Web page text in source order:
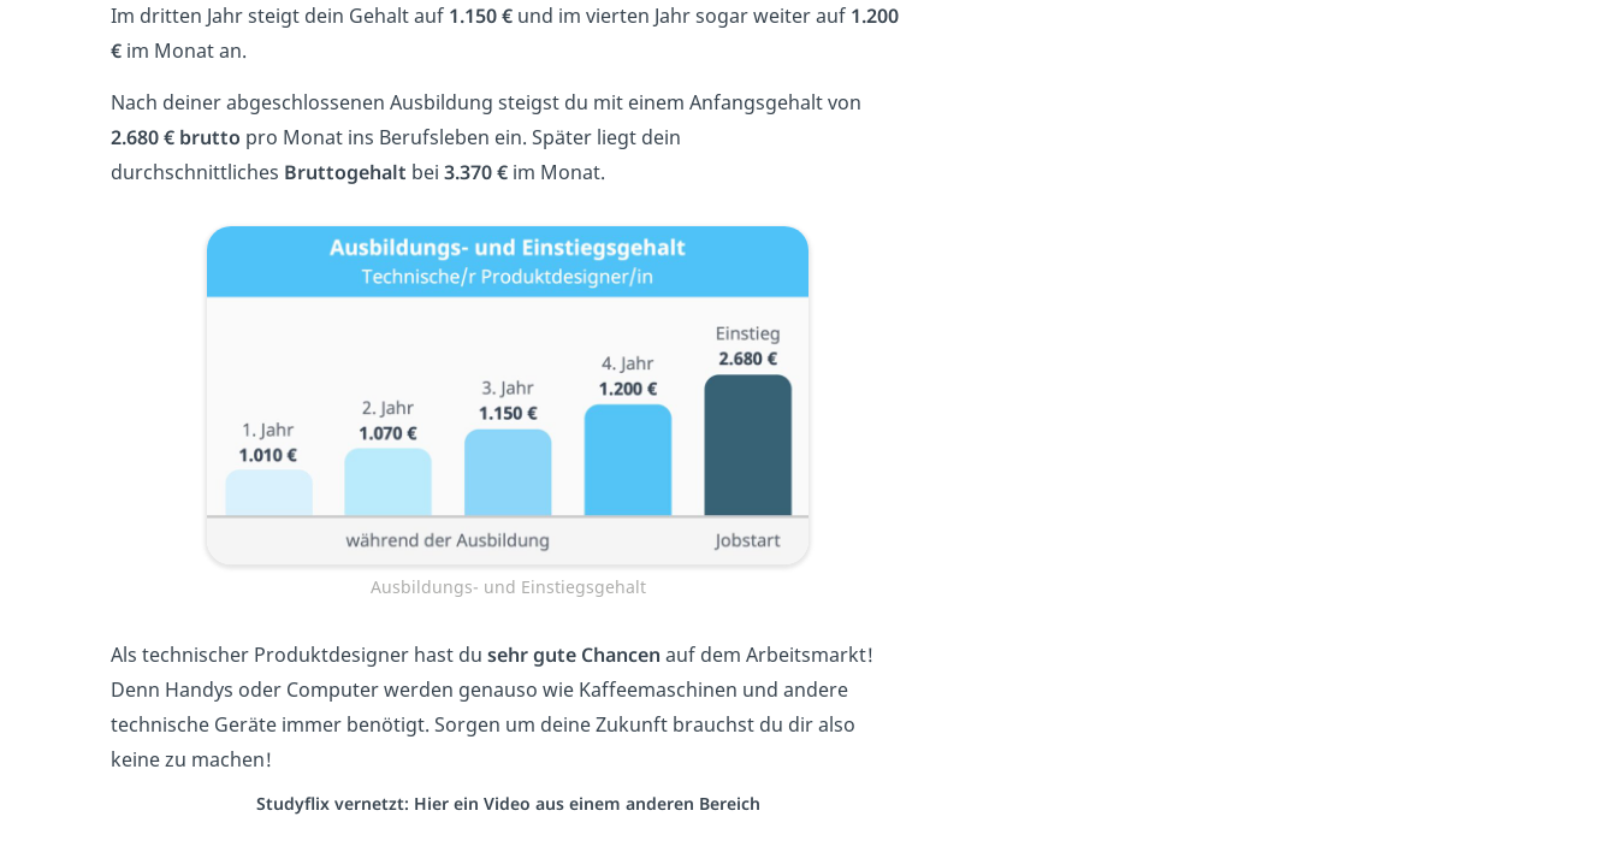
Im dritten Jahr steigt dein Gehalt auf 1.150 € und im vierten Jahr sogar weiter auf 1.200
€ im Monat an.
Nach deiner abgeschlossenen Ausbildung steigst du mit einem Anfangsgehalt von
2.680 € brutto pro Monat ins Berufsleben ein. Später liegt dein
durchschnittliches Bruttogehalt bei 3.370 € im Monat.
Ausbildungs- und Einstiegsgehalt
Als technischer Produktdesigner hast du sehr gute Chancen auf dem Arbeitsmarkt!
Denn Handys oder Computer werden genauso wie Kaffeemaschinen und andere
technische Geräte immer benötigt. Sorgen um deine Zukunft brauchst du dir also
keine zu machen!
Studyflix vernetzt: Hier ein Video aus einem anderen Bereich